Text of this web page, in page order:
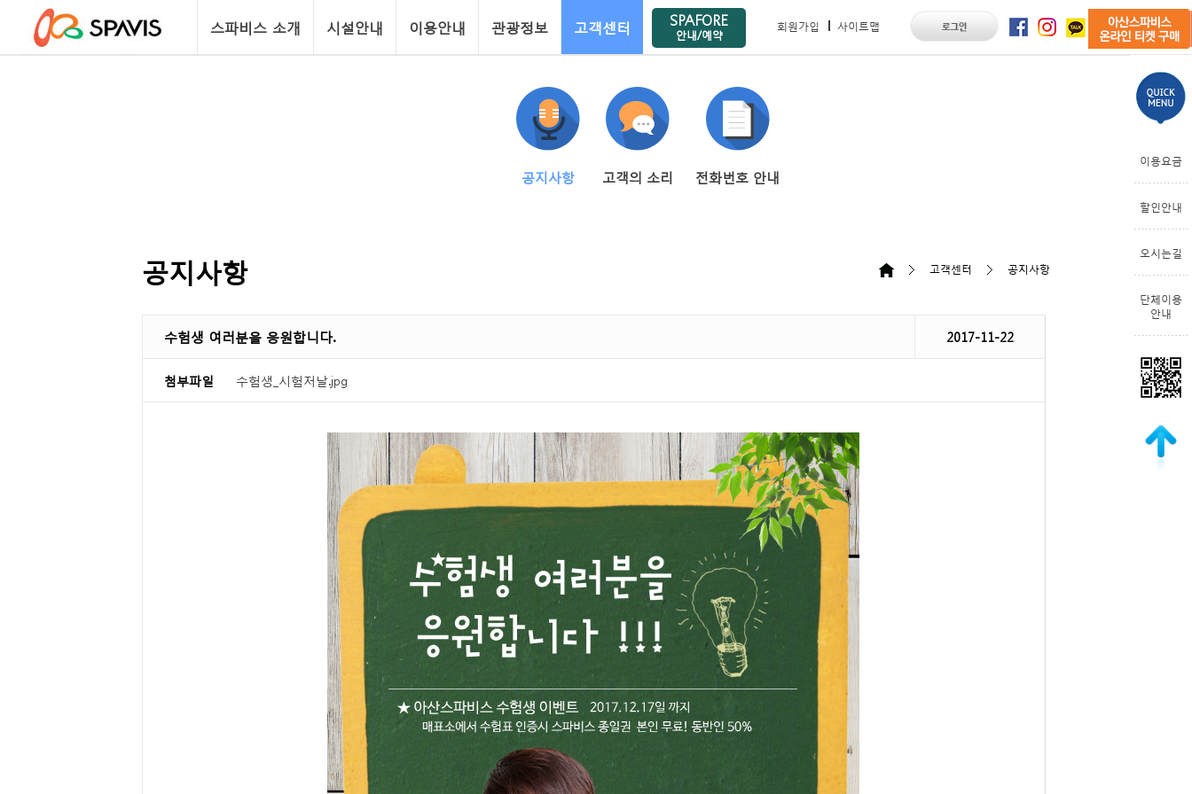
스파비스 소개 시설안내 이용안내 관광정보 고객센터 SPAFORE
안내/예약
회원가입 사이트맵
공지사항 고객의 소리 전화번호 안내
공지사항 고객센터 공지사항
수험생 여러분을 응원합니다. 2017-11-22
첨부파일 수험생_시험저날.jpg
이용요금
할인안내
오시는길
단체이용
안내